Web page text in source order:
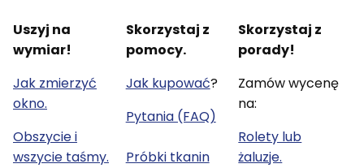
Uszyj na
wymiar!
Jak zmierzyć
okno.
Obszycie i
wszycie taśmy.
Skorzystaj z
pomocy.
Jak kupować?
Pytania (FAQ)
Próbki tkanin
Skorzystaj z
porady!
Zamów wycenę
na:
Rolety lub
żaluzje.